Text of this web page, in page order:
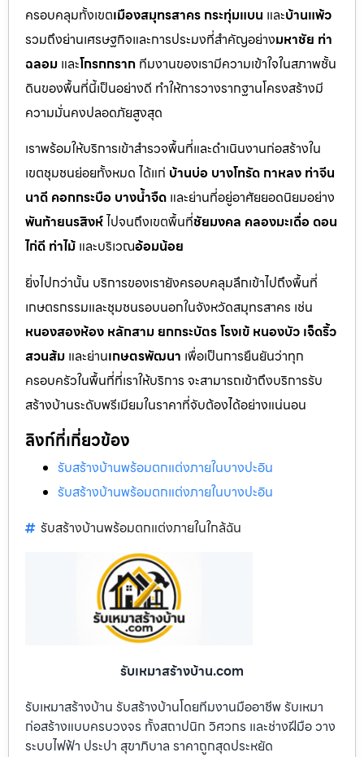
ครอบคลุมทั้งเขตเมืองสมุทรสาคร กระทุ่มแบน และบ้านแพ้ว
รวมถึงย่านเศรษฐกิจและการประมงที่สำคัญอย่างมหาชัย ท่า
ฉลอม และโกรกกราก ทีมงานของเรามีความเข้าใจในสภาพชั้น
ดินของพื้นที่นี้เป็นอย่างดี ทำให้การวางรากฐานโครงสร้างมี
ความมั่นคงปลอดภัยสูงสุด
เราพร้อมให้บริการเข้าสำรวจพื้นที่และดำเนินงานก่อสร้างใน
เขตชุมชนย่อยทั้งหมด ได้แก่ บ้านบ่อ บางโทรัด กาหลง ท่าจีน
นาดี คอกกระบือ บางน้ำจืด และย่านที่อยู่อาศัยยอดนิยมอย่าง
พันท้ายนรสิงห์ไปจนถึงเขตพื้นที่ชัยมงคล คลองมะเดื่อ ดอน
ไก่ดี ท่าไม้ และบริเวณอ้อมน้อย
ยิ่งไปกว่านั้น บริการของเรายังครอบคลุมลึกเข้าไปถึงพื้นที่
เกษตรกรรมและชุมชนรอบนอกในจังหวัดสมุทรสาคร เช่น
หนองสองห้อง หลักสาม ยกกระบัตร โรงเข้ หนองบัว เจ็ดริ้ว
สวนส้ม และย่านเกษตรพัฒนา เพื่อเป็นการยืนยันว่าทุก
ครอบครัวในพื้นที่ที่เราให้บริการ จะสามารถเข้าถึงบริการรับ
สร้างบ้านระดับพรีเมียมในราคาที่จับต้องได้อย่างแน่นอน
ลิงก์ที่เกี่ยวข้อง
รับสร้างบ้านพร้อมตกแต่งภายในบางปะอิน
รับสร้างบ้านพร้อมตกแต่งภายในบางปะอิน
รับสร้างบ้านพร้อมตกแต่งภายในใกล้ฉัน
รับเหมาสร้างบ้าน.com
รับเหมาสร้างบ้าน รับสร้างบ้านโดยทีมงานมืออาชีพ รับเหมา
ก่อสร้างแบบครบวงจร ทั้งสถาปนิก วิศวกร และช่างฝีมือ วาง
ระบบไฟฟ้า ประปา สุขาภิบาล ราคาถูกสุดประหยัด